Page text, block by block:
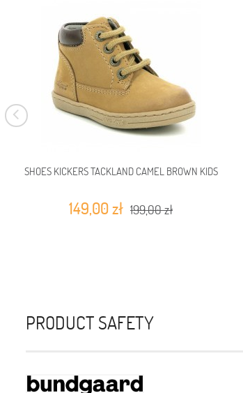
SHOES KICKERS TACKLAND CAMEL BROWN KIDS
149,00 zł 199,00 zł
PRODUCT SAFETY